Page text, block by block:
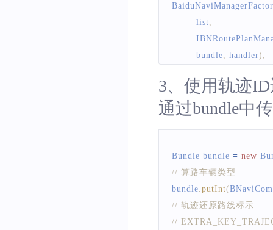
        list
        bundle
handler) ;
3、使用轨迹
通过bundle中
Bundle bundle = new
// 算路车辆类型
bundle putInt(
// 轨迹还原路线标示
//